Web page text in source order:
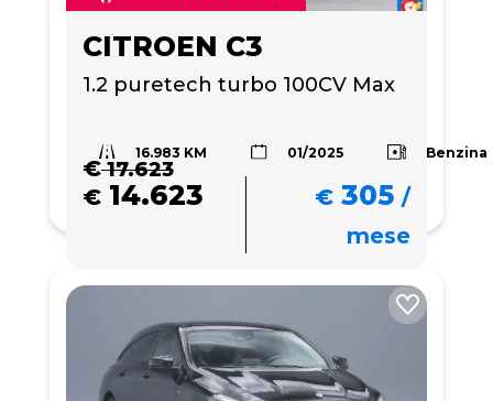
CITROEN C3
1.2 puretech turbo 100CV Max
16.983 KM 01/2025 Benzina
€17.623
€ 14.623 € 305 /
mese